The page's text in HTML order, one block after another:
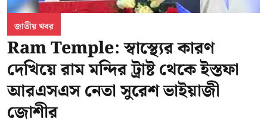
জাতীয় খবর
Ram Temple: স্বাস্থ্যের কারণ
দেখিয়ে রাম মন্দির ট্রাষ্ট থেকে ইস্তফা
আরএসএস নেতা সুরেশ ভাইয়াজী
জোশীর